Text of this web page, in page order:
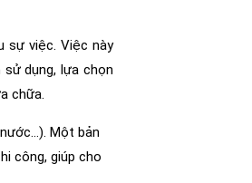
sự việc. Việc này
dụng, lựa chọn
chữa.
Một bản
công, giúp cho